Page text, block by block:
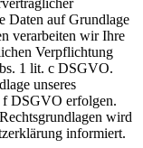
Daten auf Grundlage
verarbeiten wir Ihre
Verpflichtung
1 lit. c DSGVO.
unseres
f DSGVO erfolgen.
wird
informiert.